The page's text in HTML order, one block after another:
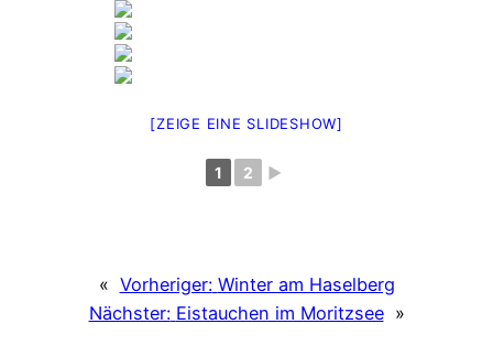
[ZEIGE EINE SLIDESHOW]
1 2 ►
« Vorheriger: Winter am Haselberg
Nächster: Eistauchen im Moritzsee »